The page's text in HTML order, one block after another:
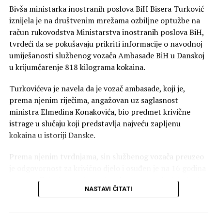
Bivša ministarka inostranih poslova BiH Bisera Turković
iznijela je na društvenim mrežama ozbiljne optužbe na
račun rukovodstva Ministarstva inostranih poslova BiH,
tvrdeći da se pokušavaju prikriti informacije o navodnoj
umiješanosti službenog vozača Ambasade BiH u Danskoj
u krijumčarenje 818 kilograma kokaina.
Turkovićeva je navela da je vozač ambasade, koji je,
prema njenim riječima, angažovan uz saglasnost
ministra Elmedina Konakovića, bio predmet krivične
istrage u slučaju koji predstavlja najveću zapljenu
kokaina u istoriji Danske.
Prema njenim tvrdnjama, sin službenog vozača preuzeo
zatvora. Kako je navela, on je tokom postupka izjavio da
mu je otac pomagao tako što ga je prevozio, donosio
navodima istražilaca, locirani na adresi Ambasade BiH u
NASTAVI ČITATI